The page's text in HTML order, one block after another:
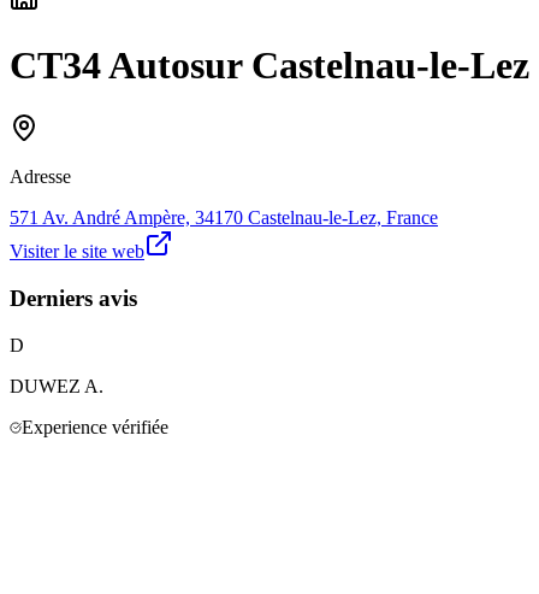
CT34 Autosur Castelnau-le-Lez
Adresse
571 Av. André Ampère, 34170 Castelnau-le-Lez, France
Visiter le site web
Derniers avis
D
DUWEZ A.
Experience vérifiée